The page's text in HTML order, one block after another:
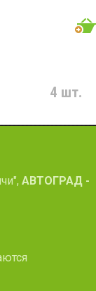
4 шт.
АВТОГРАД -